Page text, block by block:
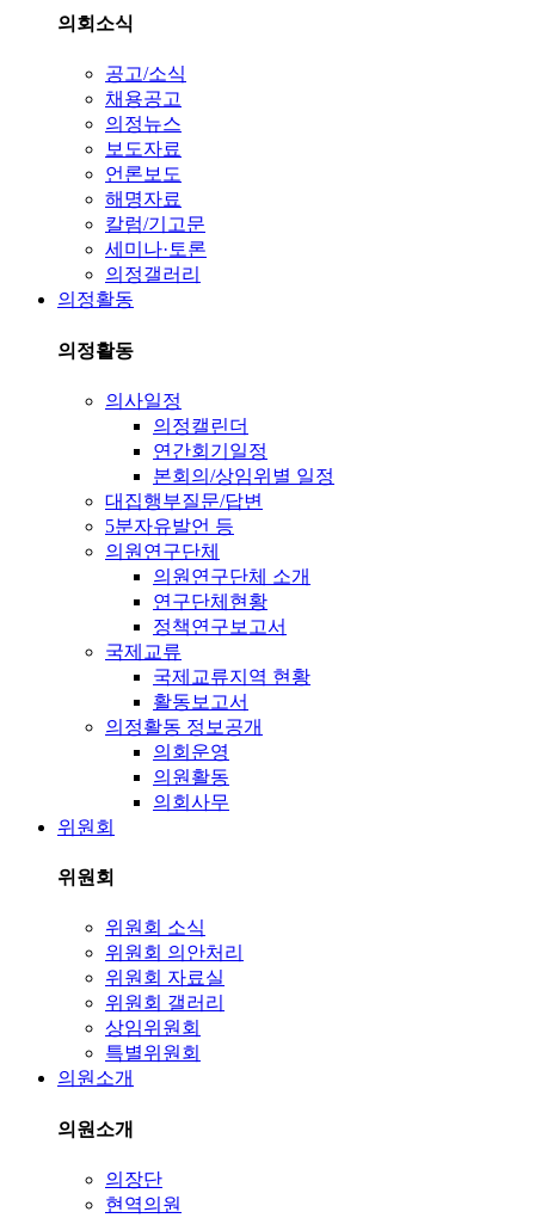
의회소식
공고/소식
채용공고
의정뉴스
보도자료
언론보도
해명자료
칼럼/기고문
세미나·토론
의정갤러리
의정활동
의정활동
의사일정
의정캘린더
연간회기일정
본회의/상임위별 일정
대집행부질문/답변
5분자유발언 등
의원연구단체
의원연구단체 소개
연구단체현황
정책연구보고서
국제교류
국제교류지역 현황
활동보고서
의정활동 정보공개
의회운영
의원활동
의회사무
위원회
위원회
위원회 소식
위원회 의안처리
위원회 자료실
위원회 갤러리
상임위원회
특별위원회
의원소개
의원소개
의장단
현역의원